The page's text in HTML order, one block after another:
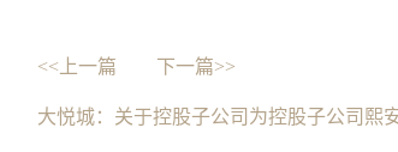
<<上一篇 下一篇>>
大悦城：关于控股子公司为控股子公司熙